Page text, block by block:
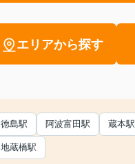
エリアから探す
徳島駅 阿波富田駅 蔵本駅
地蔵橋駅